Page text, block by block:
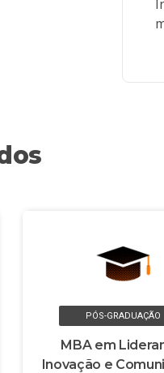
PÓS-GRADUAÇÃO
MBA em
Inovação e